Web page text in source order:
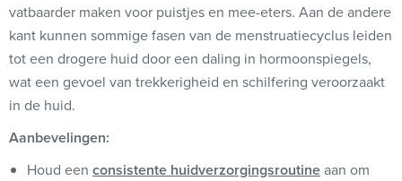
vatbaarder maken voor puistjes en mee-eters. Aan de andere
kant kunnen sommige fasen van de menstruatiecyclus leiden
tot een drogere huid door een daling in hormoonspiegels,
wat een gevoel van trekkerigheid en schilfering veroorzaakt
in de huid.
Aanbevelingen:
Houd een consistente huidverzorgingsroutineaan om